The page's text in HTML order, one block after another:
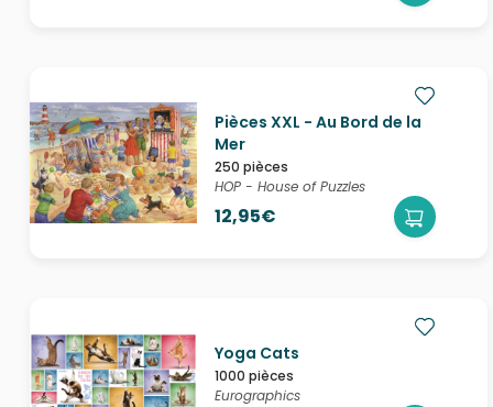
Pièces XXL - Au Bord de la
Mer
250 pièces
HOP - House of Puzzles
12,95€
Yoga Cats
1000 pièces
Eurographics